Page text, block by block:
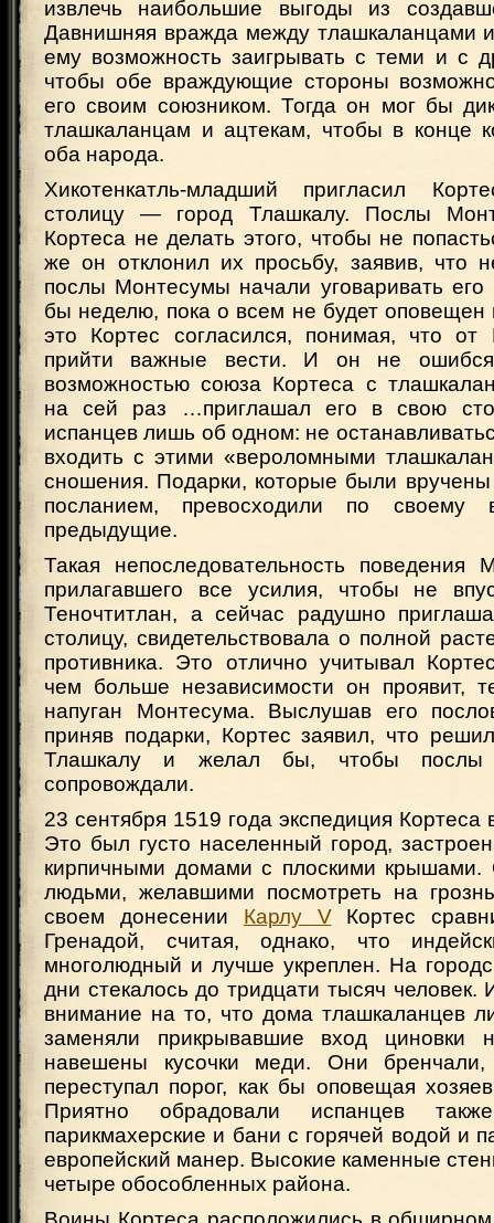
извлечь наибольшие выгоды из
Давнишняя вражда между тлашкаланцами
ему возможность заигрывать с теми и с
чтобы обе враждующие стороны
его своим союзником. Тогда он мог бы
тлашкаланцам и ацтекам, чтобы в конце
оба народа.
Хикотенкатль-младший пригласил
столицу — город Тлашкалу. Послы
Кортеса не делать этого, чтобы не
же он отклонил их просьбу, заявив, что
послы Монтесумы начали уговаривать его
бы неделю, пока о всем не будет оповещен
это Кортес согласился, понимая, что от
прийти важные вести. И он не
возможностью союза Кортеса с
на сей раз …приглашал его в свою
испанцев лишь об одном: не
входить с этими «вероломными
сношения. Подарки, которые были
посланием, превосходили по своему
предыдущие.
Такая непоследовательность поведения
прилагавшего все усилия, чтобы не
Теночтитлан, а сейчас радушно
столицу, свидетельствовала о полной
противника. Это отлично учитывал
чем больше независимости он проявит,
напуган Монтесума. Выслушав его
приняв подарки, Кортес заявил, что
Тлашкалу и желал бы, чтобы послы
сопровождали.
23 сентября 1519 года экспедиция
Это был густо населенный город,
кирпичными домами с плоскими
людьми, желавшими посмотреть на
своем донесении Карлу VКортес
Гренадой, считая, однако, что
многолюдный и лучше укреплен. На
дни стекалось до тридцати тысяч человек.
внимание на то, что дома тлашкаланцев
заменяли прикрывавшие вход циновки
навешены кусочки меди. Они бренчали,
переступал порог, как бы оповещая
Приятно обрадовали испанцев
парикмахерские и бани с горячей водой и
европейский манер. Высокие каменные
четыре обособленных района.